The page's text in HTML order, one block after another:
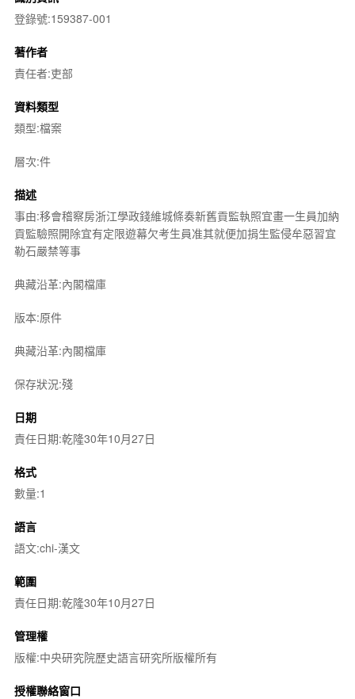
登錄號:159387-001
著作者
責任者:吏部
資料類型
類型:檔案
層次:件
描述
事由:移會稽察房浙江學政錢維城條奏新舊貢監執照宜畫一生員加納
貢監驗照開除宜有定限遊幕欠考生員准其就便加捐生監侵牟惡習宜
勒石嚴禁等事
典藏沿革:內閣檔庫
版本:原件
典藏沿革:內閣檔庫
保存狀況:殘
日期
責任日期:乾隆30年10月27日
格式
數量:1
語言
語文:chi-漢文
範圍
責任日期:乾隆30年10月27日
管理權
版權:中央研究院歷史語言研究所版權所有
授權聯絡窗口